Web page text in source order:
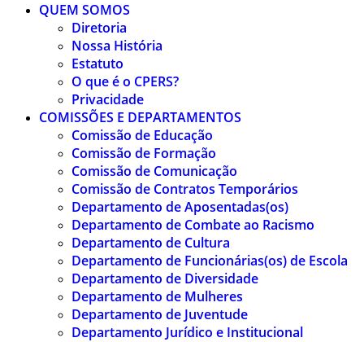
QUEM SOMOS
Diretoria
Nossa História
Estatuto
O que é o CPERS?
Privacidade
COMISSÕES E DEPARTAMENTOS
Comissão de Educação
Comissão de Formação
Comissão de Comunicação
Comissão de Contratos Temporários
Departamento de Aposentadas(os)
Departamento de Combate ao Racismo
Departamento de Cultura
Departamento de Funcionárias(os) de Escola
Departamento de Diversidade
Departamento de Mulheres
Departamento de Juventude
Departamento Jurídico e Institucional